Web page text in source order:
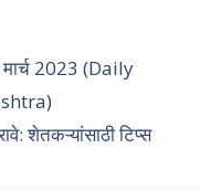
मार्च 2023 (Daily
शेतकऱ्यांसाठी टिप्स